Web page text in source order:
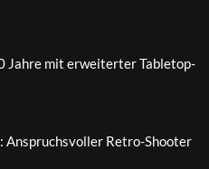
Jahre mit erweiterter Tabletop-
Anspruchsvoller Retro-Shooter